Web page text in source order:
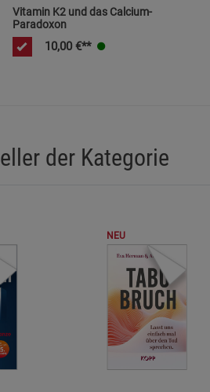
Vitamin K2 und das Calcium-
Paradoxon
10,00 €**
der Kategorie
NEU
(2)
Informationenanzeigen